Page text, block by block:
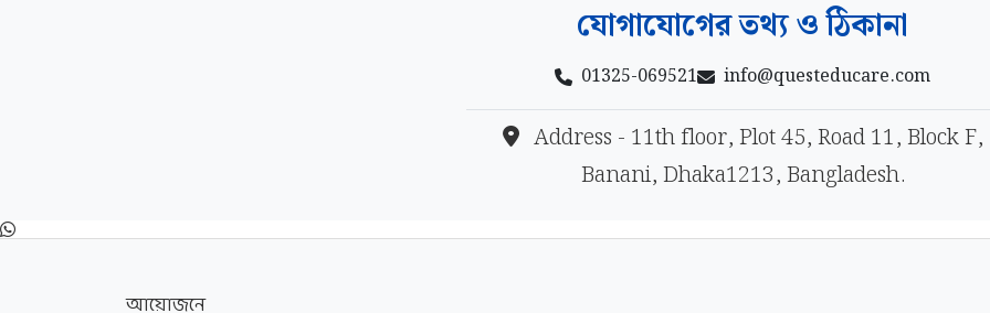
যোগাযোগের তথ্য ও ঠিকানা
01325-069521 info@questeducare.com
Address - 11th floor, Plot 45, Road 11, Block F,
Banani, Dhaka1213, Bangladesh.
আয়োজনে